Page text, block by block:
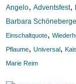
Angelo, Adventsfest,
Barbara
Einschaltquote,
Pflaume, Universal,
Marie Reim